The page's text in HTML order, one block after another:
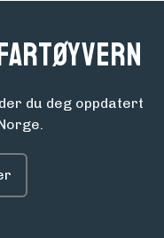
du deg oppdatert